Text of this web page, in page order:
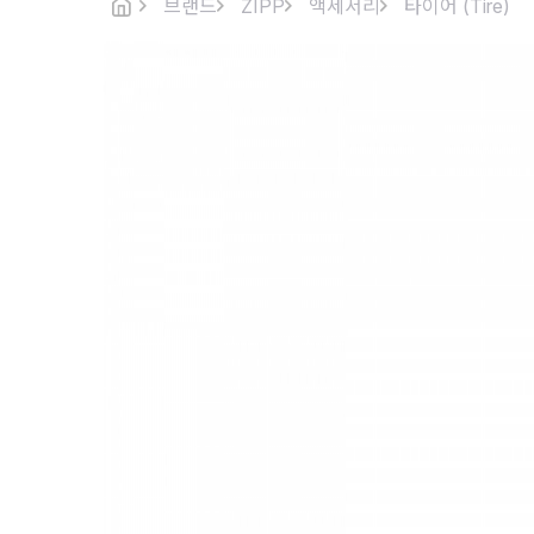
브랜드 ZIPP 액세서리 타이어 (Tire)